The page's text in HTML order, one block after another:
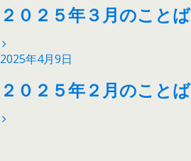
２０２５年３月のことば
2025年4月9日
２０２５年２月のことば